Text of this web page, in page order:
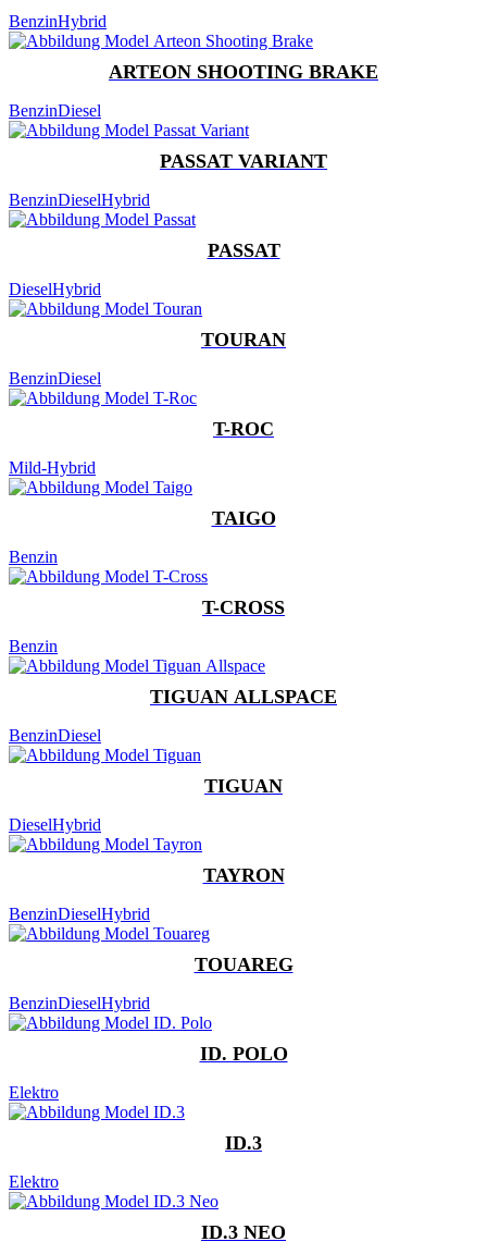
BenzinHybrid
ARTEON SHOOTING BRAKE
BenzinDiesel
PASSAT VARIANT
BenzinDieselHybrid
PASSAT
DieselHybrid
TOURAN
BenzinDiesel
T-ROC
Mild-Hybrid
TAIGO
Benzin
T-CROSS
Benzin
TIGUAN ALLSPACE
BenzinDiesel
TIGUAN
DieselHybrid
TAYRON
BenzinDieselHybrid
TOUAREG
BenzinDieselHybrid
ID. POLO
Elektro
ID.3
Elektro
ID.3 NEO